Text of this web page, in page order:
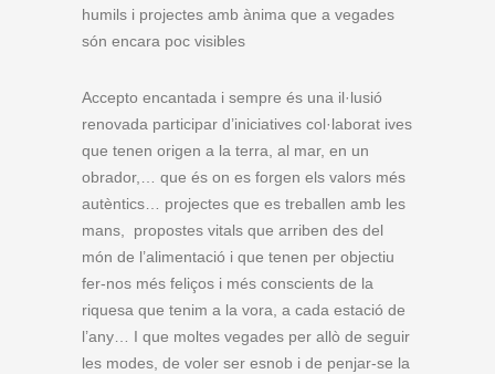
humils i projectes amb ànima que a vegades
són encara poc visibles
Accepto encantada i sempre és una il·lusió
renovada participar d’iniciatives col·laborat ives
que tenen origen a la terra, al mar, en un
obrador,… que és on es forgen els valors més
autèntics… projectes que es treballen amb les
mans, propostes vitals que arriben des del
món de l’alimentació i que tenen per objectiu
fer-nos més feliços i més conscients de la
riquesa que tenim a la vora, a cada estació de
l’any… I que moltes vegades per allò de seguir
les modes, de voler ser esnob i de penjar-se la